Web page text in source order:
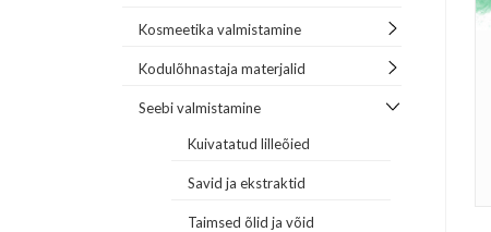
Kosmeetika valmistamine
Kodulõhnastaja materjalid
Seebi valmistamine
Kuivatatud lilleõied
Savid ja ekstraktid
Taimsed õlid ja võid